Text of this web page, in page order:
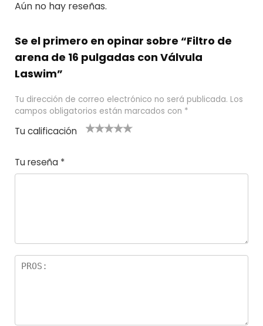
Aún no hay reseñas.
Se el primero en opinar sobre “Filtro de
arena de 16 pulgadas con Válvula
Laswim”
Tu dirección de correo electrónico no será publicada. Los
campos obligatorios están marcados con *
Tu calificación
e
el
5
las
s
Tu reseña *